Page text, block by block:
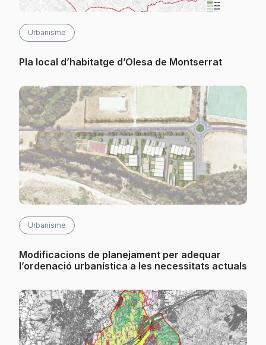
Urbanisme
Pla local d’habitatge d’Olesa de Montserrat
Urbanisme
Modificacions de planejament per adequar
l’ordenació urbanística a les necessitats actuals